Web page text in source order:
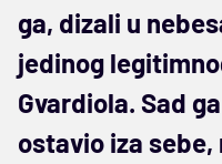
ga, dizali u
jedinog
Gvardiola. Sad
ostavio iza